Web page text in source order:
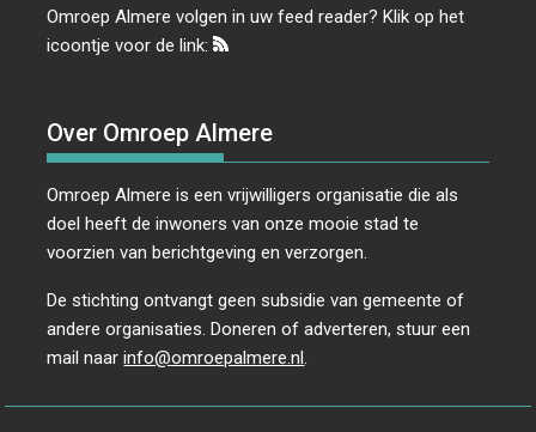
Omroep Almere volgen in uw feed reader? Klik op het
icoontje voor de link:
Over Omroep Almere
Omroep Almere is een vrijwilligers organisatie die als
doel heeft de inwoners van onze mooie stad te
voorzien van berichtgeving en verzorgen.
De stichting ontvangt geen subsidie van gemeente of
andere organisaties. Doneren of adverteren, stuur een
mail naarinfo@omroepalmere.nl.